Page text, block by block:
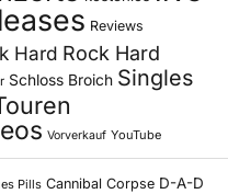
Reviews
Hard Rock Hard
Schloss Broich Singles
Vorverkauf YouTube
Pills Cannibal Corpse D-A-D